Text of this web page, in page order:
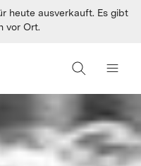
heute ausverkauft. Es gibt
vor Ort.